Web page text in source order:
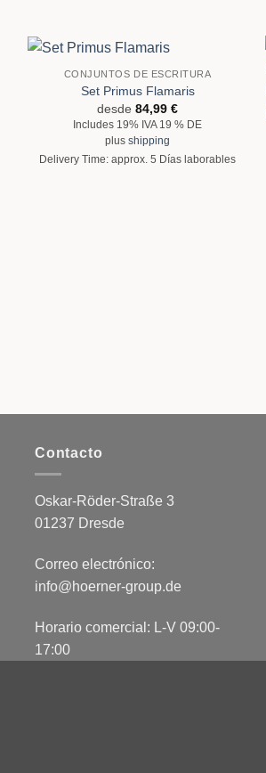
CONJUNTOS DE ESCRITURA
Set Primus Flamaris
desde84,99€
Includes 19% IVA 19 % DE
plusshipping
Delivery Time: approx. 5 Días laborables
Contacto
Oskar-Röder-Straße 3
01237 Dresde
Correo electrónico:
info@hoerner-group.de
Horario comercial: L-V 09:00-
17:00